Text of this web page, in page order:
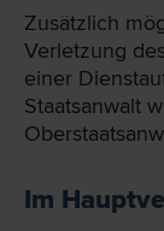
Zusätzlich
Verletzung
einer
Staatsanwalt
Im